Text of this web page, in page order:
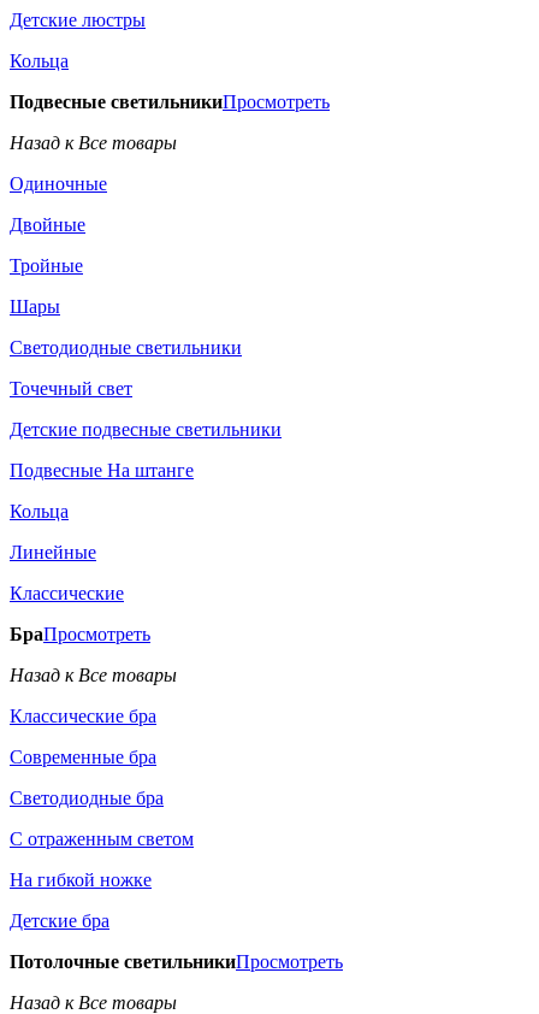
Детские люстры
Кольца
Подвесные светильникиПросмотреть
Назад к Все товары
Одиночные
Двойные
Тройные
Шары
Светодиодные светильники
Точечный свет
Детские подвесные светильники
Подвесные На штанге
Кольца
Линейные
Классические
БраПросмотреть
Назад к Все товары
Классические бра
Современные бра
Светодиодные бра
С отраженным светом
На гибкой ножке
Детские бра
Потолочные светильникиПросмотреть
Назад к Все товары